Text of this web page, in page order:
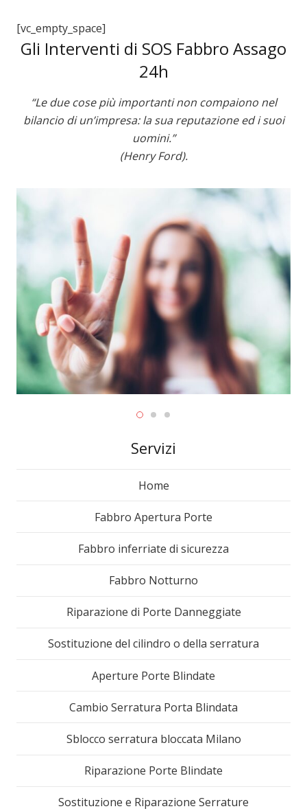
[vc_empty_space]
Gli Interventi di SOS Fabbro Assago
24h
“Le due cose più importanti non compaiono nel
bilancio di un’impresa: la sua reputazione ed i suoi
uomini.”
(Henry Ford).
Servizi
Home
Fabbro Apertura Porte
Fabbro inferriate di sicurezza
Fabbro Notturno
Riparazione di Porte Danneggiate
Sostituzione del cilindro o della serratura
Aperture Porte Blindate
Cambio Serratura Porta Blindata
Sblocco serratura bloccata Milano
Riparazione Porte Blindate
Sostituzione e Riparazione Serrature